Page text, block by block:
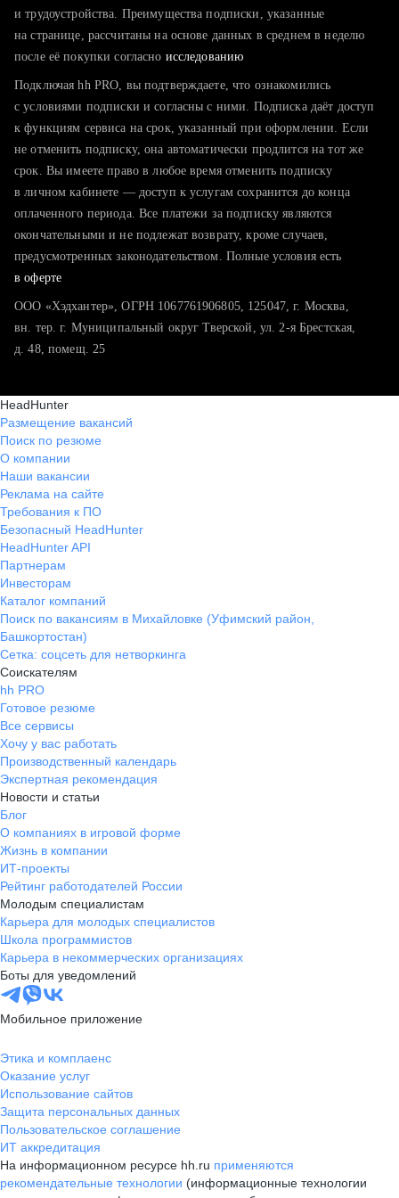
тратите много времени на поиск и вручную поднимаете
хотите сравнить себя с конкурентами и оценить шансы
и трудоустройства. Преимущества подписки, указанные
на странице, рассчитаны на основе данных в среднем в неделю
после её покупки согласно исследованию
Подключая hh PRO, вы подтверждаете, что ознакомились
с условиями подписки и согласны с ними. Подписка даёт доступ
к функциям сервиса на срок, указанный при оформлении. Если
не отменить подписку, она автоматически продлится на тот же
срок. Вы имеете право в любое время отменить подписку
в личном кабинете — доступ к услугам сохранится до конца
оплаченного периода. Все платежи за подписку являются
окончательными и не подлежат возврату, кроме случаев,
предусмотренных законодательством. Полные условия есть
в оферте
ООО «Хэдхантер», ОГРН 1067761906805, 125047, г. Москва,
вн. тер. г. Муниципальный округ Тверской, ул. 2-я Брестская,
д. 48, помещ. 25
HeadHunter
Размещение вакансий
Поиск по резюме
О компании
Наши вакансии
Реклама на сайте
Требования к ПО
Безопасный HeadHunter
HeadHunter API
Партнерам
Инвесторам
Каталог компаний
Поиск по вакансиям в Михайловке (Уфимский район,
Башкортостан)
Сетка: соцсеть для нетворкинга
Соискателям
hh PRO
Готовое резюме
Все сервисы
Хочу у вас работать
Производственный календарь
Экспертная рекомендация
Новости и статьи
Блог
О компаниях в игровой форме
Жизнь в компании
ИТ-проекты
Рейтинг работодателей России
Молодым специалистам
Карьера для молодых специалистов
Школа программистов
Карьера в некоммерческих организациях
Боты для уведомлений
Мобильное приложение
Этика и комплаенс
Оказание услуг
Использование сайтов
Защита персональных данных
Пользовательское соглашение
ИТ аккредитация
На информационном ресурсе hh.ru применяются
рекомендательные технологии (информационные технологии